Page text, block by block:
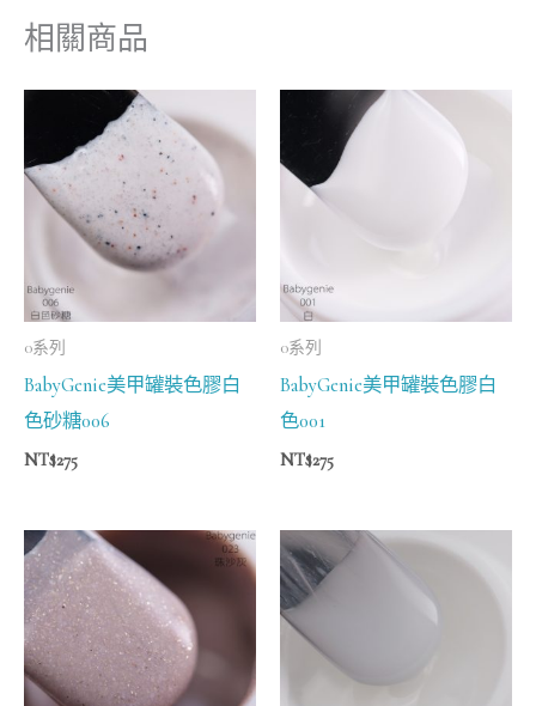
相關商品
0系列
BabyGenie美甲罐裝色膠白
色砂糖006
NT$275
0系列
BabyGenie美甲罐裝色膠白
色001
NT$275